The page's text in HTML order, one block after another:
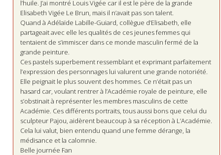
l’huile. J’ai montré Louis Vigée car il est le père de la grande
Elisabeth Vigée Le Brun, mais il n’avait pas son talent.
Quand à Adélaïde Labille-Guiard, collègue d’Elisabeth, elle
partageait avec elle les qualités de ces jeunes femmes qui
tentaient de s’immiscer dans ce monde masculin fermé de la
grande peinture.
Ces pastels superbement ressemblant et exprimant parfaitement
l’expression des personnages lui valurent une grande notoriété.
Elle peignait le plus souvent des hommes. Ce n’était pas un
hasard car, voulant rentrer à l’Académie royale de peinture, elle
s’obstinait à représenter les membres masculins de cette
Académie. Ces différents portraits, tous aussi bons que celui du
sculpteur Pajou, aidèrent beaucoup à sa réception à L’Académie.
Cela lui valut, bien entendu quand une femme dérange, la
médisance et la calomnie.
Belle journée Fan